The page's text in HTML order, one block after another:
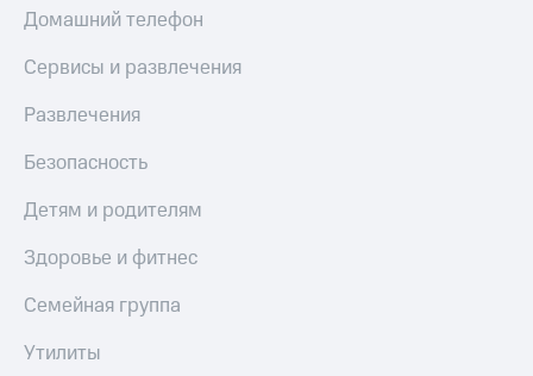
Домашний телефон
Сервисы и развлечения
Развлечения
Безопасность
Детям и родителям
Здоровье и фитнес
Семейная группа
Утилиты